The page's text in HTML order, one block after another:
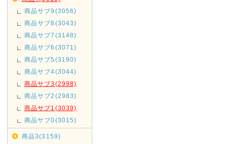
商品サブ9(3056)
商品サブ8(3043)
商品サブ7(3148)
商品サブ6(3071)
商品サブ5(3190)
商品サブ4(3044)
商品サブ3(2998)
商品サブ2(2983)
商品サブ1(3039)
商品サブ0(3015)
商品3(3159)